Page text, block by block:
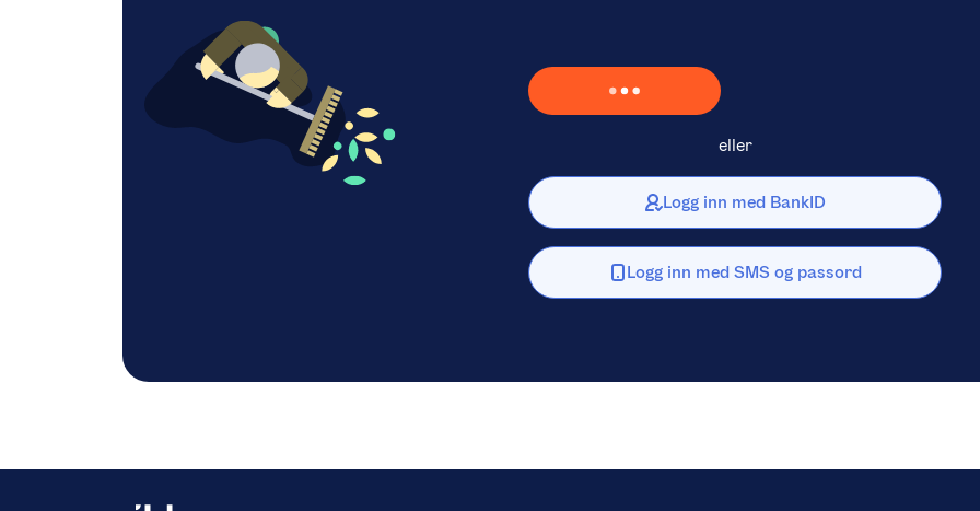
Laster inn Vipps …
eller
Logg inn med BankID
Logg inn med SMS og passord